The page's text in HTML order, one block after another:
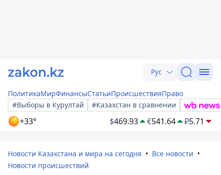
Рус
ПолитикаМирФинансыСтатьиПроисшествияПраво
#Выборы в Курултай
#Казахстан в сравнении
+33° $469.93 €541.64 ₽5.71
Новости Казахстана и мира на сегодня
Все новости
Новости происшествий